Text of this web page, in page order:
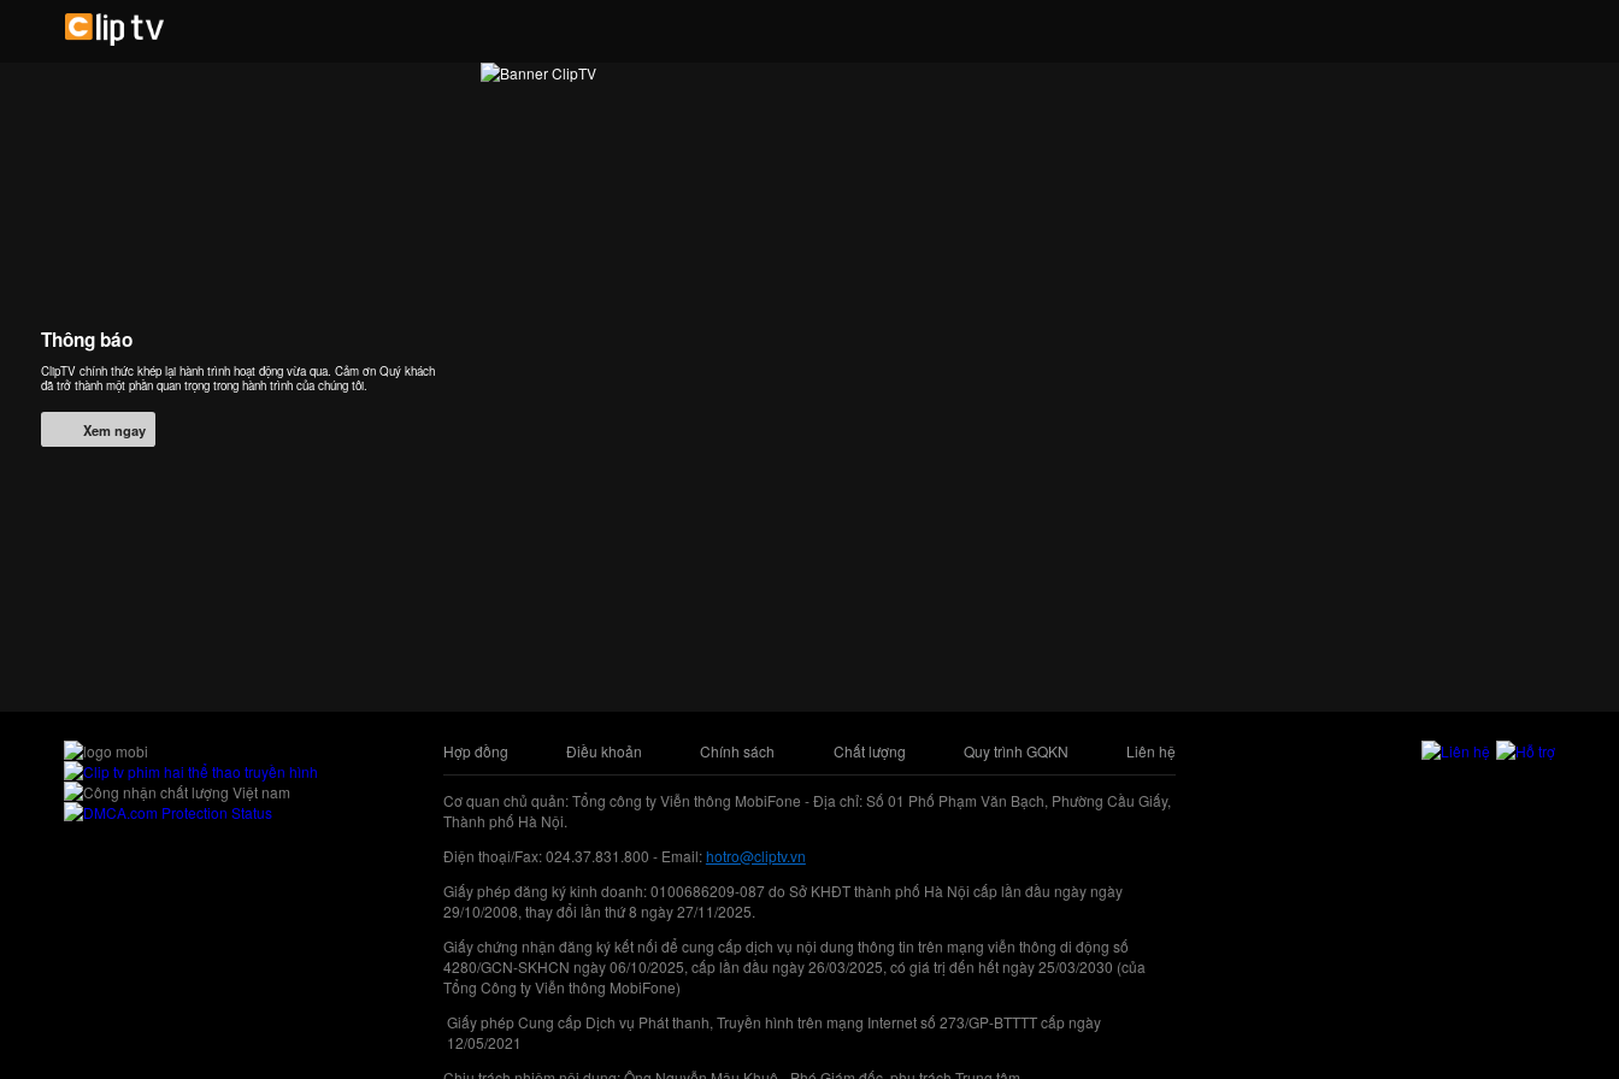
Thông báo
ClipTV chính thức khép lại hành trình hoạt động vừa qua. Cảm ơn Quý khách
đã trở thành một phần quan trọng trong hành trình của chúng tôi.
Xem ngay
Hợp đồng Điều khoản Chính sách Chất lượng Quy trình GQKN Liên hệ
Cơ quan chủ quản: Tổng công ty Viễn thông MobiFone - Địa chỉ: Số 01 Phố Phạm Văn Bạch, Phường Cầu Giấy,
Thành phố Hà Nội.
Điện thoại/Fax: 024.37.831.800 - Email:hotro@cliptv.vn
Giấy phép đăng ký kinh doanh: 0100686209-087 do Sở KHĐT thành phố Hà Nội cấp lần đầu ngày ngày
29/10/2008, thay đổi lần thứ 8 ngày 27/11/2025.
Giấy chứng nhận đăng ký kết nối để cung cấp dịch vụ nội dung thông tin trên mạng viễn thông di động số
4280/GCN-SKHCN ngày 06/10/2025, cấp lần đầu ngày 26/03/2025, có giá trị đến hết ngày 25/03/2030 (của
Tổng Công ty Viễn thông MobiFone)
Giấy phép Cung cấp Dịch vụ Phát thanh, Truyền hình trên mạng Internet số 273/GP-BTTTT cấp ngày
12/05/2021